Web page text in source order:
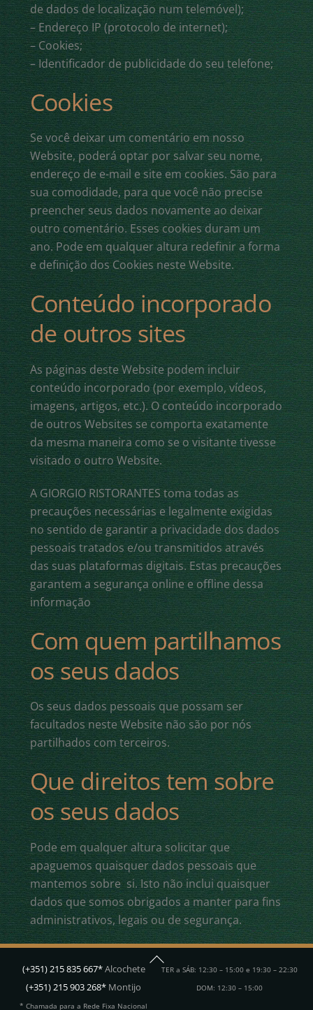
de dados de localização num telemóvel);
– Endereço IP (protocolo de internet);
– Cookies;
– Identificador de publicidade do seu telefone;
Cookies
Se você deixar um comentário em nosso
Website, poderá optar por salvar seu nome,
endereço de e-mail e site em cookies. São para
sua comodidade, para que você não precise
preencher seus dados novamente ao deixar
outro comentário. Esses cookies duram um
ano. Pode em qualquer altura redefinir a forma
e definição dos Cookies neste Website.
Conteúdo incorporado
de outros sites
As páginas deste Website podem incluir
conteúdo incorporado (por exemplo, vídeos,
imagens, artigos, etc.). O conteúdo incorporado
de outros Websites se comporta exatamente
da mesma maneira como se o visitante tivesse
visitado o outro Website.
A GIORGIO RISTORANTES toma todas as
precauções necessárias e legalmente exigidas
no sentido de garantir a privacidade dos dados
pessoais tratados e/ou transmitidos através
das suas plataformas digitais. Estas precauções
garantem a segurança online e offline dessa
informação
Com quem partilhamos
os seus dados
Os seus dados pessoais que possam ser
facultados neste Website não são por nós
partilhados com terceiros.
Que direitos tem sobre
os seus dados
Pode em qualquer altura solicitar que
apaguemos quaisquer dados pessoais que
mantemos sobre si. Isto não inclui quaisquer
dados que somos obrigados a manter para fins
administrativos, legais ou de segurança.
Back
To
(+351) 215 835 667*Alcochete
(+351) 215 903 268* Montijo
* Chamada para a Rede Fixa Nacional
TER a SÁB: 12:30 – 15:00 e 19:30 – 22:30
DOM: 12:30 – 15:00